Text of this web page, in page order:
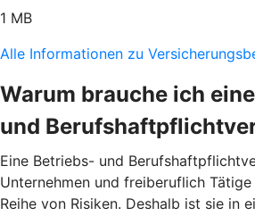
1 MB
Alle Informationen zu
Warum brauche ich
und
Eine Betriebs- und
Unternehmen und freiberuflich
Reihe von Risiken. Deshalb ist sie in